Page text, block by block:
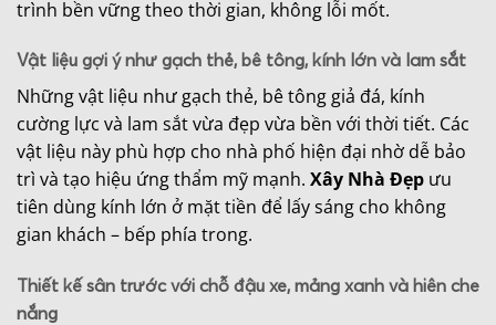
trình bền vững theo thời gian, không lỗi mốt.
Vật liệu gợi ý như gạch thẻ, bê tông, kính lớn và lam sắt
Những vật liệu như gạch thẻ, bê tông giả đá, kính
cường lực và lam sắt vừa đẹp vừa bền với thời tiết. Các
vật liệu này phù hợp cho nhà phố hiện đại nhờ dễ bảo
trì và tạo hiệu ứng thẩm mỹ mạnh. Xây Nhà Đẹp ưu
tiên dùng kính lớn ở mặt tiền để lấy sáng cho không
gian khách – bếp phía trong.
Thiết kế sân trước với chỗ đậu xe, mảng xanh và hiên che
nắng